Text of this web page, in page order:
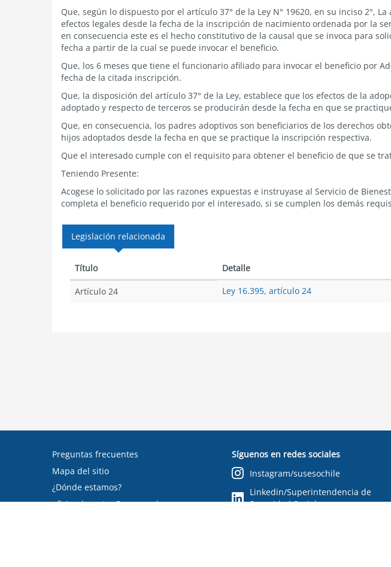
Que, según lo dispuesto por el artículo 37° de la Ley N° 19620, en su inciso 2°,
efectos legales desde la fecha de la inscripción de nacimiento ordenada por la
en consecuencia este es el hecho constitutivo de la causal que se invoca para
fecha a partir de la cual se puede invocar el beneficio.
Que, los 6 meses que tiene el funcionario afiliado para invocar el beneficio por
fecha de la citada inscripción.
Que, la disposición del artículo 37° de la Ley, establece que los efectos de la
adoptado y respecto de terceros se producirán desde la fecha en que se
Que, en consecuencia, los padres adoptivos son beneficiarios de los derechos
hijos adoptados desde la fecha en que se practique la inscripción respectiva.
Que el interesado cumple con el requisito para obtener el beneficio de que se
Teniendo Presente:
Acogese lo solicitado por las razones expuestas e instruyase al Servicio de
completa el beneficio requerido por el interesado, si se cumplen los demás
Legislación relacionada
Título Detalle
Artículo 24 Ley 16.395, artículo 24
Preguntas frecuentes
Mapa del sitio
¿Dónde estamos?
oficinadepartes@suseso.cl
Síguenos en redes sociales
Instagram/susesochile
Linkedin/Superintendencia de
Seguridad Social